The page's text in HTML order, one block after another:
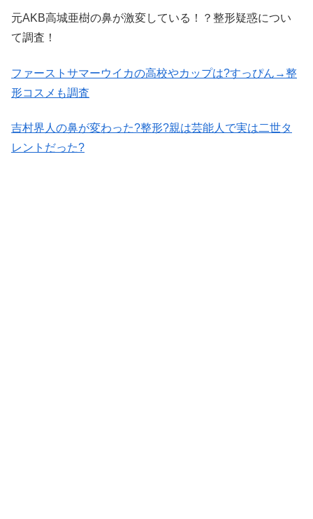
元AKB高城亜樹の鼻が激変している！？整形疑惑につい
て調査！
ファーストサマーウイカの高校やカップは?すっぴん→整
形コスメも調査
吉村界人の鼻が変わった?整形?親は芸能人で実は二世タ
レントだった?